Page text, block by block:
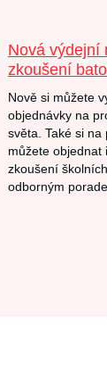
Nová výdejní
zkoušení
Nově si můžete
objednávky na
světa. Také si na
můžete objednat
zkoušení
odborným